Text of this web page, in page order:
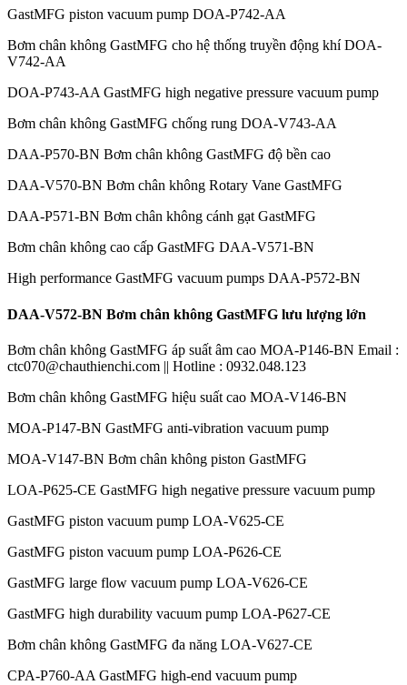
GastMFG piston vacuum pump DOA-P742-AA
Bơm chân không GastMFG cho hệ thống truyền động khí DOA-
V742-AA
DOA-P743-AA GastMFG high negative pressure vacuum pump
Bơm chân không GastMFG chống rung DOA-V743-AA
DAA-P570-BN Bơm chân không GastMFG độ bền cao
DAA-V570-BN Bơm chân không Rotary Vane GastMFG
DAA-P571-BN Bơm chân không cánh gạt GastMFG
Bơm chân không cao cấp GastMFG DAA-V571-BN
High performance GastMFG vacuum pumps DAA-P572-BN
DAA-V572-BN Bơm chân không GastMFG lưu lượng lớn
Bơm chân không GastMFG áp suất âm cao MOA-P146-BN Email :
ctc070@chauthienchi.com || Hotline : 0932.048.123
Bơm chân không GastMFG hiệu suất cao MOA-V146-BN
MOA-P147-BN GastMFG anti-vibration vacuum pump
MOA-V147-BN Bơm chân không piston GastMFG
LOA-P625-CE GastMFG high negative pressure vacuum pump
GastMFG piston vacuum pump LOA-V625-CE
GastMFG piston vacuum pump LOA-P626-CE
GastMFG large flow vacuum pump LOA-V626-CE
GastMFG high durability vacuum pump LOA-P627-CE
Bơm chân không GastMFG đa năng LOA-V627-CE
CPA-P760-AA GastMFG high-end vacuum pump